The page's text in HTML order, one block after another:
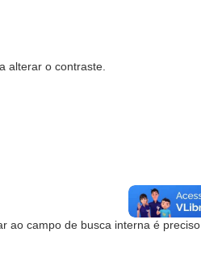
alterar o contraste.
ao campo de busca interna é preciso